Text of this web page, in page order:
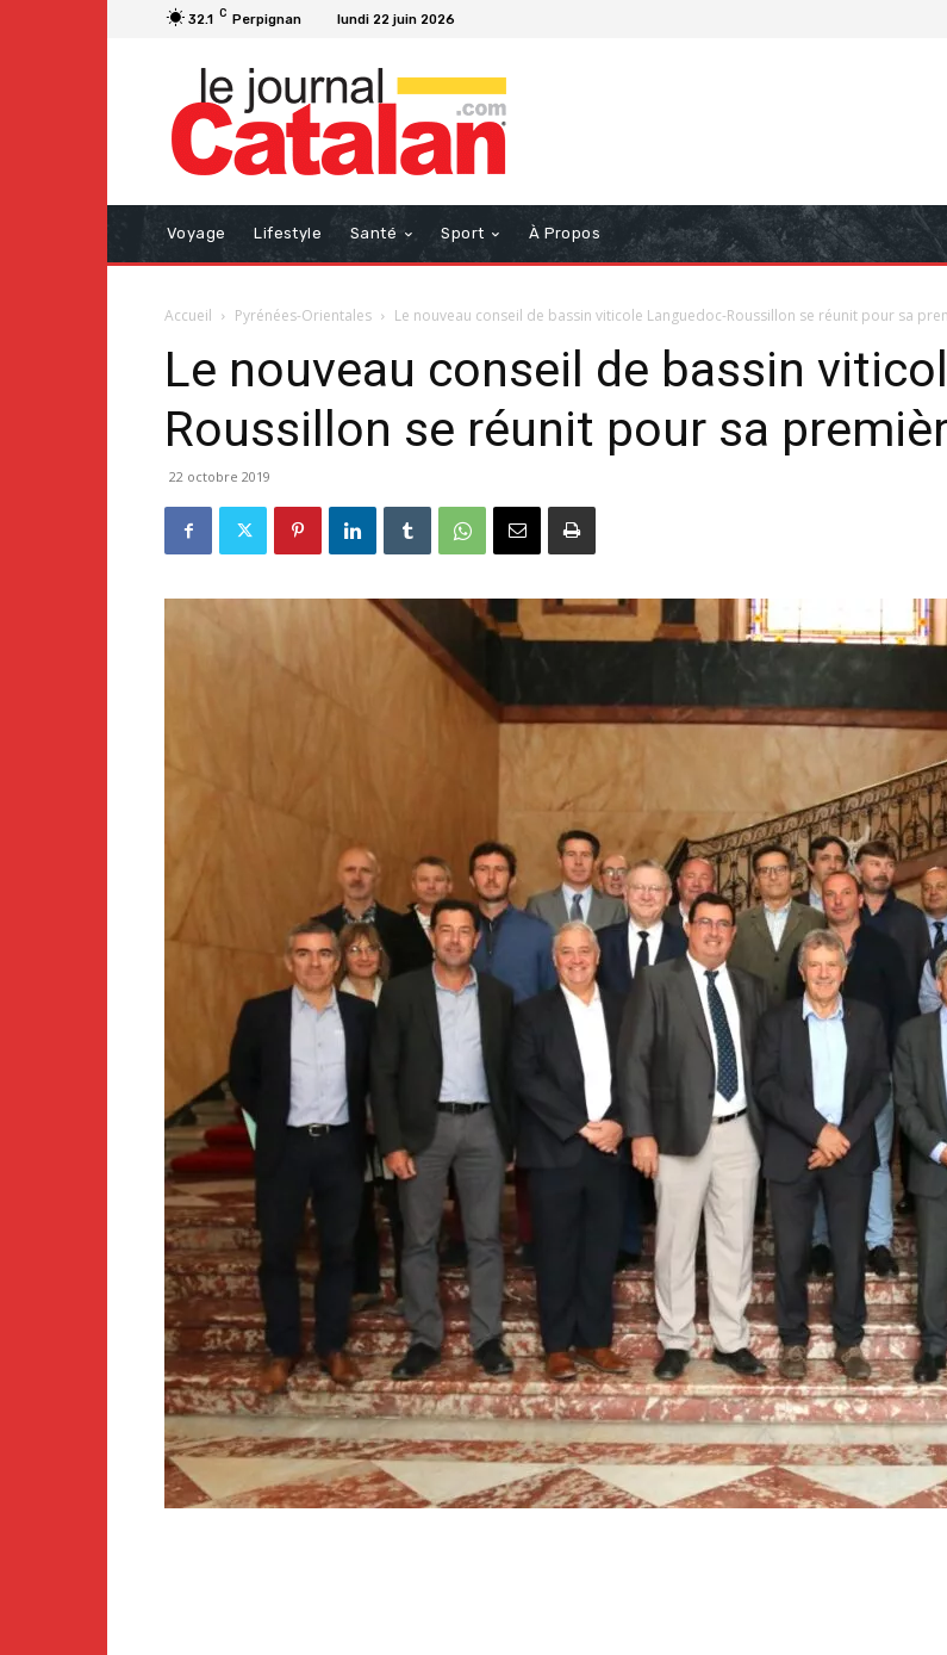
32.1 C Perpignan lundi 22 juin 2026
Voyage Lifestyle Santé Sport À Propos
Accueil Pyrénées-Orientales Le nouveau conseil de bassin viticole Languedoc-Roussillon se réunit pour sa
Le nouveau conseil de bassin
Roussillon se réunit pour sa
22 octobre 2019